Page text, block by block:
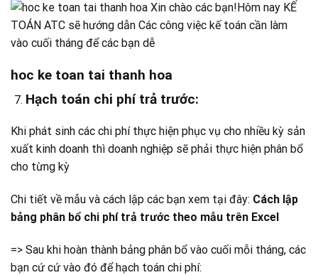
hoc ke toan tai thanh hoa
Hạch toán chi phí trả trước:
Khi phát sinh các chi phí thực hiện phục vụ cho nhiều kỳ sản
xuất kinh doanh thì doanh nghiệp sẽ phải thực hiện phân bổ
cho từng kỳ
Chi tiết về mẫu và cách lập các bạn xem tại đây: Cách lập
bảng phân bổ chi phí trả trước theo mẫu trên Excel
=> Sau khi hoàn thành bảng phân bổ vào cuối mỗi tháng, các
bạn cứ cứ vào đó để hạch toán chi phí: